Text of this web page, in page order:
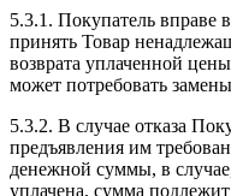
5.3.1. Покупатель вправе
принять Товар
возврата уплаченной
может потребовать
5.3.2. В случае отказа
предъявления им
денежной суммы, в
уплачена, сумма